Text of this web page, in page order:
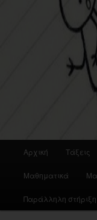
Αρχική Τάξεις
Μαθηματικά
Παράλληλη στήριξη